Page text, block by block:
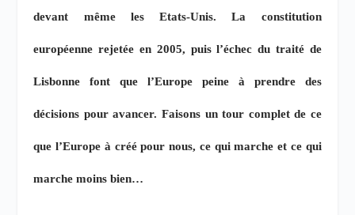
devant même les Etats-Unis. La constitution
européenne rejetée en 2005, puis l’échec du traité de
Lisbonne font que l’Europe peine à prendre des
décisions pour avancer. Faisons un tour complet de ce
que l’Europe à créé pour nous, ce qui marche et ce qui
marche moins bien…